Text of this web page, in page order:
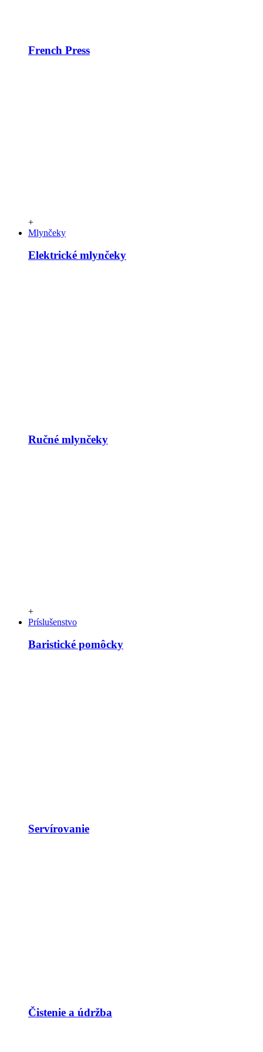
French Press
+
Mlynčeky
Elektrické mlynčeky
Ručné mlynčeky
+
Príslušenstvo
Baristické pomôcky
Servírovanie
Čistenie a údržba